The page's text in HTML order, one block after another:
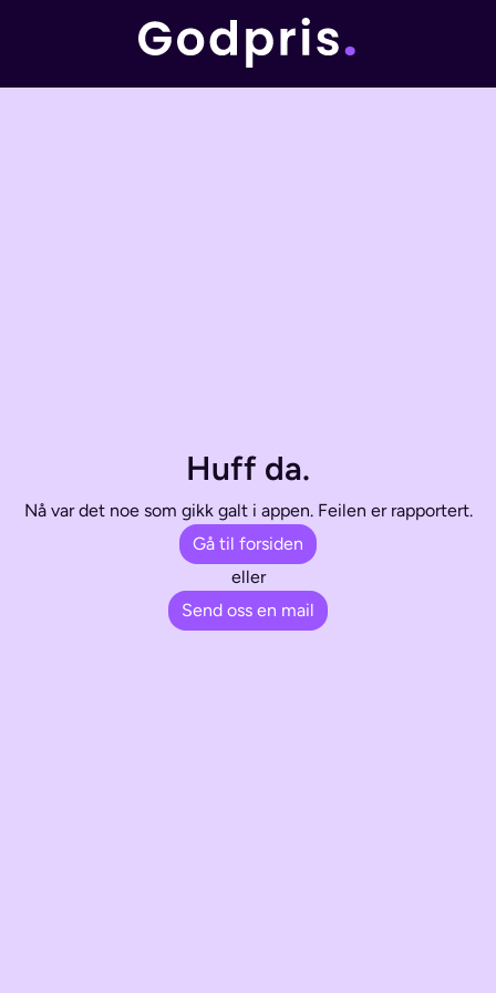
Huff da.
Nå var det noe som gikk galt i appen. Feilen er rapportert.
Gå til forsiden
eller
Send oss en mail